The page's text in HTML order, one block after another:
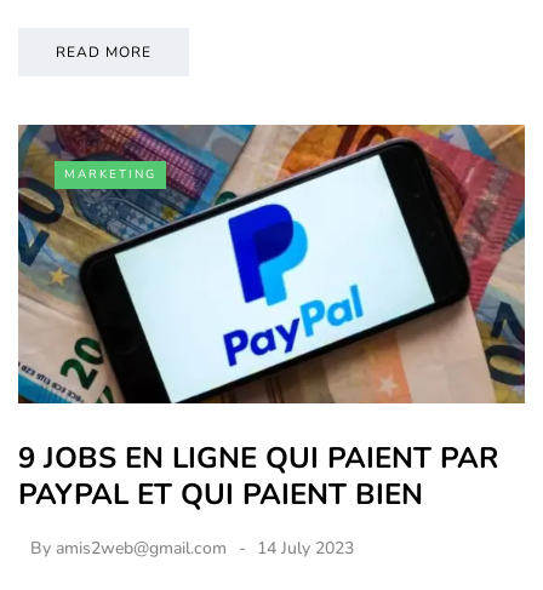
READ MORE
MARKETING
9 JOBS EN LIGNE QUI PAIENT PAR
PAYPAL ET QUI PAIENT BIEN
By amis2web@gmail.com 14 July 2023